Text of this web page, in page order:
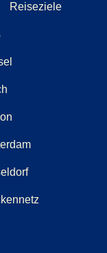
Reiseziele